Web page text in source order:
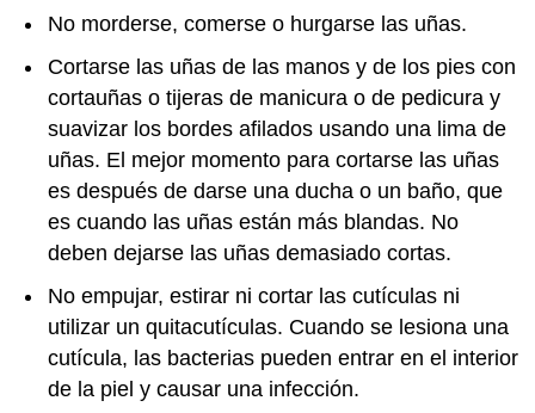
No morderse, comerse o hurgarse las uñas.
Cortarse las uñas de las manos y de los pies con
cortauñas o tijeras de manicura o de pedicura y
suavizar los bordes afilados usando una lima de
uñas. El mejor momento para cortarse las uñas
es después de darse una ducha o un baño, que
es cuando las uñas están más blandas. No
deben dejarse las uñas demasiado cortas.
No empujar, estirar ni cortar las cutículas ni
utilizar un quitacutículas. Cuando se lesiona una
cutícula, las bacterias pueden entrar en el interior
de la piel y causar una infección.